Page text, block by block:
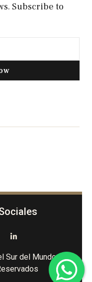
Subscribe to
Sur del Mundo -